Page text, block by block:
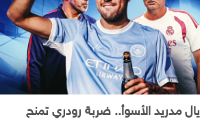
مدريد الأسوأ.. ضربة رودري تمنح